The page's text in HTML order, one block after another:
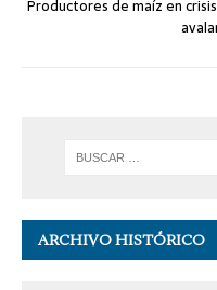
Productores de maíz en
ARCHIVO HISTÓRICO